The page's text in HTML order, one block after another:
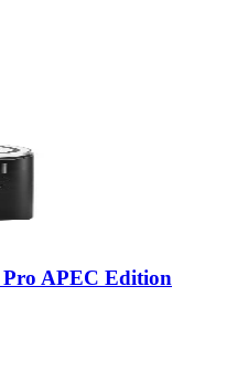
Pro APEC Edition